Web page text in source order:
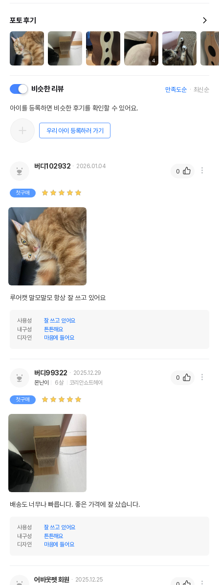
포토 후기
4
비슷한 리뷰 만족도순 최신순
아이를 등록하면 비슷한 후기를 확인할 수 있어요.
우리 아이 등록하러 가기
버디102932 2026.01.04
첫구매
루어캣 말모말모 항상 잘 쓰고 있어요
사용성
잘 쓰고 있어요
내구성
튼튼해요
디자인
마음에 들어요
0
버디99322
2025.12.29
몬난이
6살 코리안쇼트헤어
첫구매
배송도 너무나 빠릅니다. 좋은 가격에 잘 샀습니다.
사용성
잘 쓰고 있어요
내구성
튼튼해요
디자인
마음에 들어요
0
어바웃펫 회원 2025.12.25